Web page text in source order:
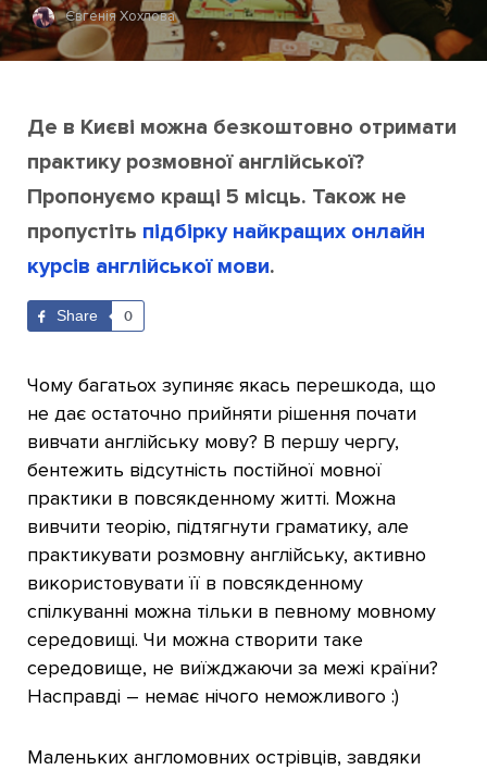
Євгенія Хохлова
Де в Києві можна безкоштовно отримати
практику розмовної англійської?
Пропонуємо кращі 5 місць. Також не
пропустіть підбірку найкращих онлайн
курсів англійської мови.
Share 0
Чому багатьох зупиняє якась перешкода, що
не дає остаточно прийняти рішення почати
вивчати англійську мову? В першу чергу,
бентежить відсутність постійної мовної
практики в повсякденному житті. Можна
вивчити теорію, підтягнути граматику, але
практикувати розмовну англійську, активно
використовувати її в повсякденному
спілкуванні можна тільки в певному мовному
середовищі. Чи можна створити таке
середовище, не виїжджаючи за межі країни?
Насправді – немає нічого неможливого :)
Маленьких англомовних острівців, завдяки